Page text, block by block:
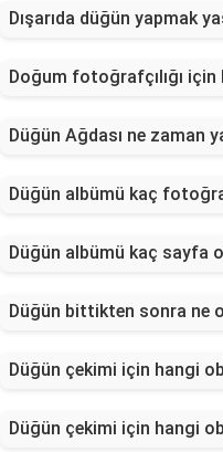
Dışarıda düğün yapmak
Doğum fotoğrafçılığı için
Düğün Ağdası ne zaman
Düğün albümü kaç
Düğün albümü kaç sayfa
Düğün bittikten sonra ne
Düğün çekimi için hangi
Düğün çekimi için hangi